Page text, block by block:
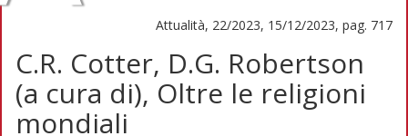
Attualità, 22/2023, 15/12/2023, pag. 717
C.R. Cotter, D.G. Robertson
(a cura di), Oltre le religioni
mondiali